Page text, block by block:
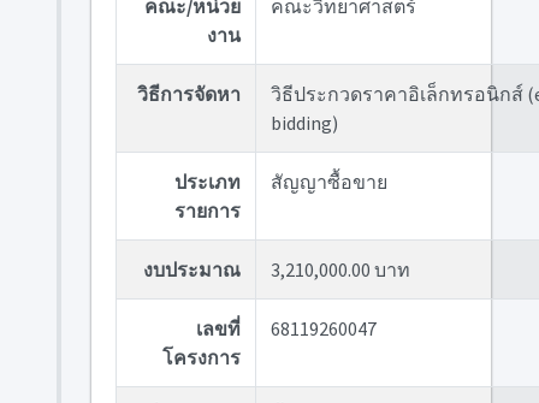
คณะ/หน่วย
งาน
คณะวิทยาศาสตร์
วิธีการจัดหา
วิธีประกวดราคาอิเล็กทรอนิกส์
bidding)
ประเภท
รายการ
สัญญาซื้อขาย
งบประมาณ 3,210,000.00 บาท
เลขที่
โครงการ
68119260047